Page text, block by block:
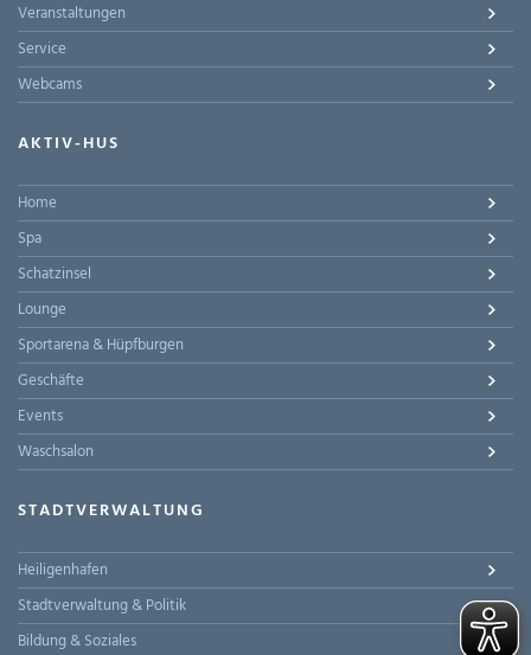
Veranstaltungen
Service
Webcams
AKTIV-HUS
Home
Spa
Schatzinsel
Lounge
Sportarena & Hüpfburgen
Geschäfte
Events
Waschsalon
STADTVERWALTUNG
Heiligenhafen
Stadtverwaltung & Politik
Bildung & Soziales